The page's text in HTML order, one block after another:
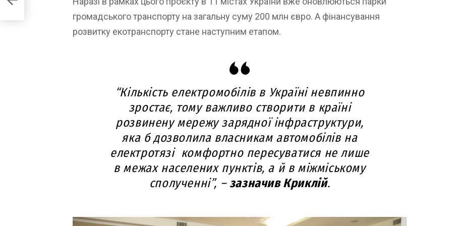
громадського транспорту на загальну суму 200 млн євро. А фінансування
розвитку екотранспорту стане наступним етапом.
“Кількість електромобілів в Україні невпинно
зростає, тому важливо створити в країні
розвинену мережу зарядної інфраструктури,
яка б дозволила власникам автомобілів на
електротязі комфортно пересуватися не лише
в межах населених пунктів, а й в міжміському
сполученні”, –зазначив Криклій.